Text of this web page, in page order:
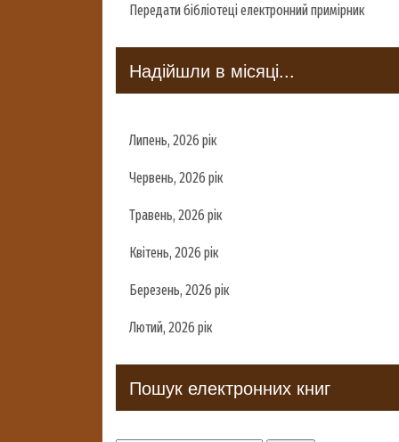
Передати бібліотеці електронний примірник
Надійшли в місяці...
Липень, 2026 рік
Червень, 2026 рік
Травень, 2026 рік
Квітень, 2026 рік
Березень, 2026 рік
Лютий, 2026 рік
Пошук електронних книг